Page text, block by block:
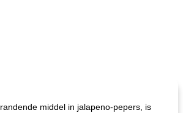
middel in jalapeno-pepers, is